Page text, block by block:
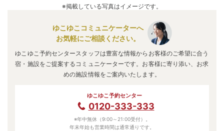
※掲載している写真はイメージです。
ゆこゆこコミュニケーターへ
お気軽にご相談ください。
ゆこゆこ予約センタースタッフは豊富な情報からお客様のご希望に合う
宿・施設をご提案するコミュニケーターです。お客様に寄り添い、お求
めの施設情報をご案内いたします。
ゆこゆこ予約センター
0120-333-333
※年中無休（9:00～21:00受付）。
年末年始も営業時間は通常通りです。